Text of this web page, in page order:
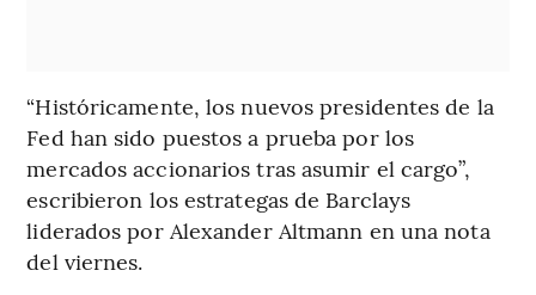
“Históricamente, los nuevos presidentes de la
Fed han sido puestos a prueba por los
mercados accionarios tras asumir el cargo”,
escribieron los estrategas de Barclays
liderados por Alexander Altmann en una nota
del viernes.